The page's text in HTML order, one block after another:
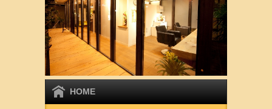
HOME